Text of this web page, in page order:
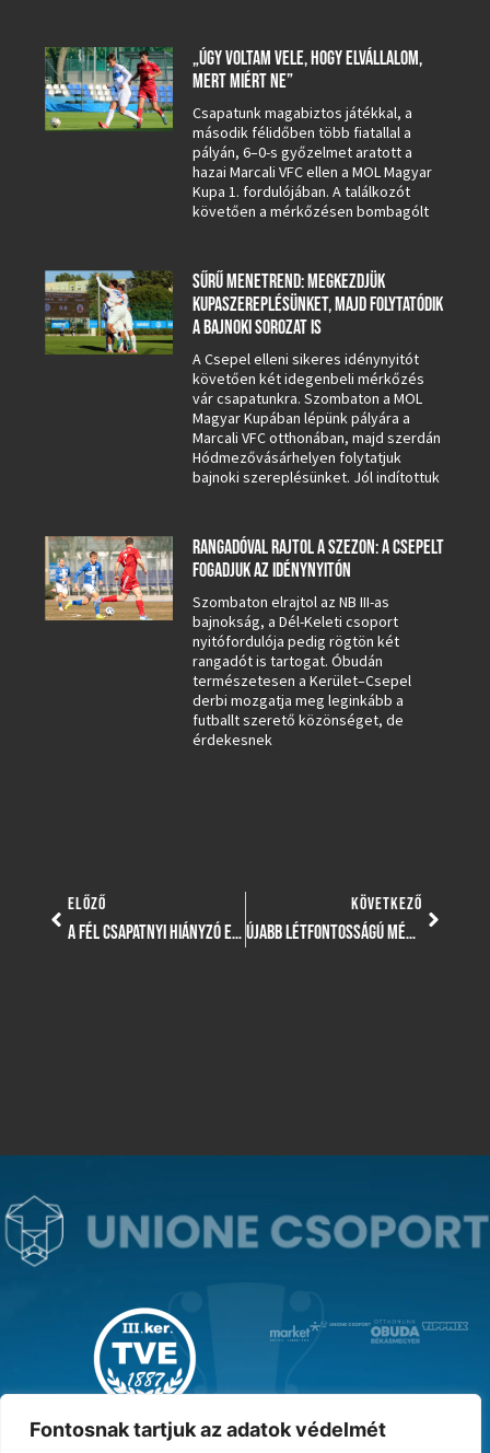
Fontosnak tartjuk az adatok védelmét
„ÚGY VOLTAM VELE, HOGY ELVÁLLALOM,
MERT MIÉRT NE”
Csapatunk magabiztos játékkal, a
második félidőben több fiatallal a
pályán, 6–0-s győzelmet aratott a
hazai Marcali VFC ellen a MOL Magyar
Kupa 1. fordulójában. A találkozót
követően a mérkőzésen bombagólt
SŰRŰ MENETREND: MEGKEZDJÜK
KUPASZEREPLÉSÜNKET, MAJD FOLYTATÓDIK
A BAJNOKI SOROZAT IS
A Csepel elleni sikeres idénynyitót
követően két idegenbeli mérkőzés
vár csapatunkra. Szombaton a MOL
Magyar Kupában lépünk pályára a
Marcali VFC otthonában, majd szerdán
Hódmezővásárhelyen folytatjuk
bajnoki szereplésünket. Jól indítottuk
RANGADÓVAL RAJTOL A SZEZON: A CSEPELT
FOGADJUK AZ IDÉNYNYITÓN
Szombaton elrajtol az NB III-as
bajnokság, a Dél-Keleti csoport
nyitófordulója pedig rögtön két
rangadót is tartogat. Óbudán
természetesen a Kerület–Csepel
derbi mozgatja meg leginkább a
futballt szerető közönséget, de
érdekesnek
ELŐZŐ
A FÉL CSAPATNYI HIÁNYZÓ ELLENÉRE HELYT ÁLLT CSÁSZÁR GYÖRGY CSAPATA
KÖVETKEZŐ
ÚJABB LÉTFONTOSSÁGÚ MÉRKŐZÉS VÁR LUKÁCS DÉNES CSAPATÁRA
MAGYAR KUPA GYŐZTES ‘31